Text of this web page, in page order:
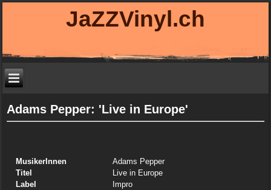
JaZZVinyl.ch
Adams Pepper: 'Live in Europe'
MusikerInnen
Adams Pepper
Titel
Live in Europe
Label
Impro